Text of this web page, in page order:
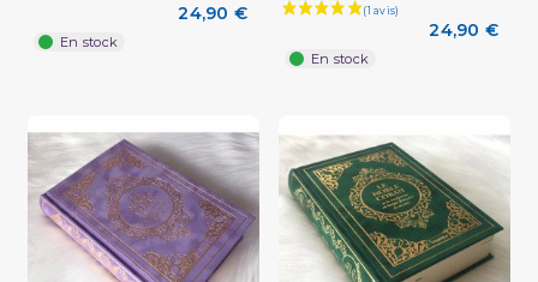
24,90 €
En stock
24,90 €
En stock